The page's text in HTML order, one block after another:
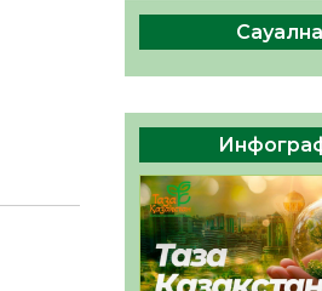
беруге дайын
ӘРБІР ДАУЫС –
ДАМУЫНА
ҮЛЕС
05.08.2026